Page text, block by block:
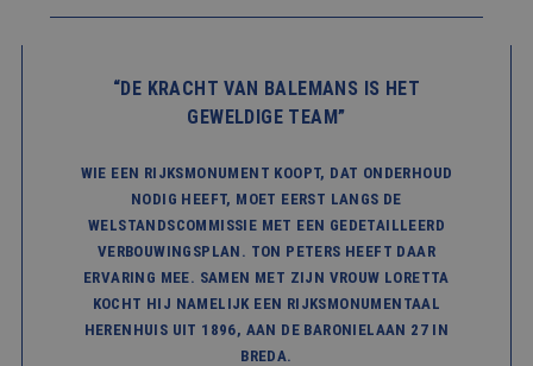
“DE KRACHT VAN BALEMANS IS HET
GEWELDIGE TEAM”
WIE EEN RIJKSMONUMENT KOOPT, DAT ONDERHOUD
NODIG HEEFT, MOET EERST LANGS DE
WELSTANDSCOMMISSIE MET EEN GEDETAILLEERD
VERBOUWINGSPLAN. TON PETERS HEEFT DAAR
ERVARING MEE. SAMEN MET ZIJN VROUW LORETTA
KOCHT HIJ NAMELIJK EEN RIJKSMONUMENTAAL
HERENHUIS UIT 1896, AAN DE BARONIELAAN 27 IN
BREDA.